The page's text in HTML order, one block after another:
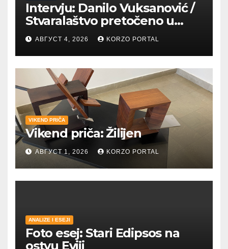
Intervju: Danilo Vuksanović /
Stvaralaštvo pretočeno u
umetnost i reči
АВГУСТ 4, 2026 KORZO PORTAL
VIKEND PRIČA
Vikend priča: Žilijen
АВГУСТ 1, 2026 KORZO PORTAL
ANALIZE I ESEJI
Foto esej: Stari Edipsos na
ostvu Eviji